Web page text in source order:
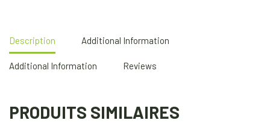
Description Additional Information
Additional Information Reviews
PRODUITS SIMILAIRES